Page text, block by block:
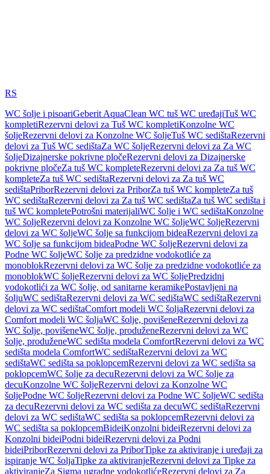
RS
WC šolje i pisoariGeberit AquaClean WC tuš WC uređajiTuš WC
kompletiRezervni delovi za Tuš WC kompletiKonzolne WC
šoljeRezervni delovi za Konzolne WC šoljeTuš WC sedištaRezervni
delovi za Tuš WC sedištaZa WC šoljeRezervni delovi za Za WC
šoljeDizajnerske pokrivne pločeRezervni delovi za Dizajnerske
pokrivne pločeZa tuš WC kompleteRezervni delovi za Za tuš WC
kompleteZa tuš WC sedištaRezervni delovi za Za tuš WC
sedištaPriborRezervni delovi za PriborZa tuš WC kompleteZa tuš
WC sedištaRezervni delovi za Za tuš WC sedištaZa tuš WC sedišta i
tuš WC kompletePotrošni materijaliWC šolje i WC sedištaKonzolne
WC šoljeRezervni delovi za Konzolne WC šoljeWC šoljeRezervni
delovi za WC šoljeWC šolje sa funkcijom bideaRezervni delovi za
WC šolje sa funkcijom bideaPodne WC šoljeRezervni delovi za
Podne WC šoljeWC šolje za predzidne vodokotliće za
monoblokRezervni delovi za WC šolje za predzidne vodokotliće za
monoblokWC šoljeRezervni delovi za WC šoljePredzidni
vodokotlići za WC šolje, od sanitarne keramikePostavljeni na
šoljuWC sedištaRezervni delovi za WC sedištaWC sedištaRezervni
delovi za WC sedištaComfort modeli WC šoljaRezervni delovi za
Comfort modeli WC šoljaWC šolje, povišeneRezervni delovi za
WC šolje, povišeneWC šolje, produženeRezervni delovi za WC
šolje, produženeWC sedišta modela ComfortRezervni delovi za WC
sedišta modela ComfortWC sedištaRezervni delovi za WC
sedištaWC sedišta sa poklopcemRezervni delovi za WC sedišta sa
poklopcemWC šolje za decuRezervni delovi za WC šolje za
decuKonzolne WC šoljeRezervni delovi za Konzolne WC
šoljePodne WC šoljeRezervni delovi za Podne WC šoljeWC sedišta
za decuRezervni delovi za WC sedišta za decuWC sedištaRezervni
delovi za WC sedištaWC sedišta sa poklopcemRezervni delovi za
WC sedišta sa poklopcemBideiKonzolni bideiRezervni delovi za
Konzolni bideiPodni bideiRezervni delovi za Podni
bideiPriborRezervni delovi za PriborTipke za aktiviranje i uređaji za
ispiranje WC šoljaTipke za aktiviranjeRezervni delovi za Tipke za
aktiviranjeZa Sigma ugradne vodokotlićeRezervni delovi za Za